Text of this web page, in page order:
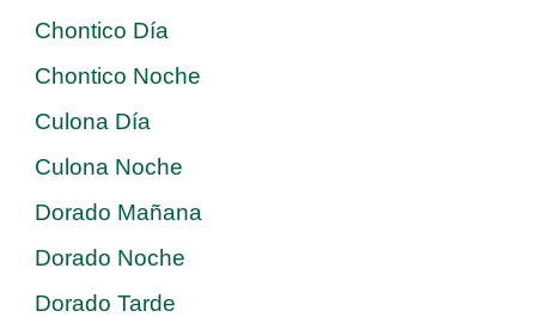
Chontico Día
Chontico Noche
Culona Día
Culona Noche
Dorado Mañana
Dorado Noche
Dorado Tarde